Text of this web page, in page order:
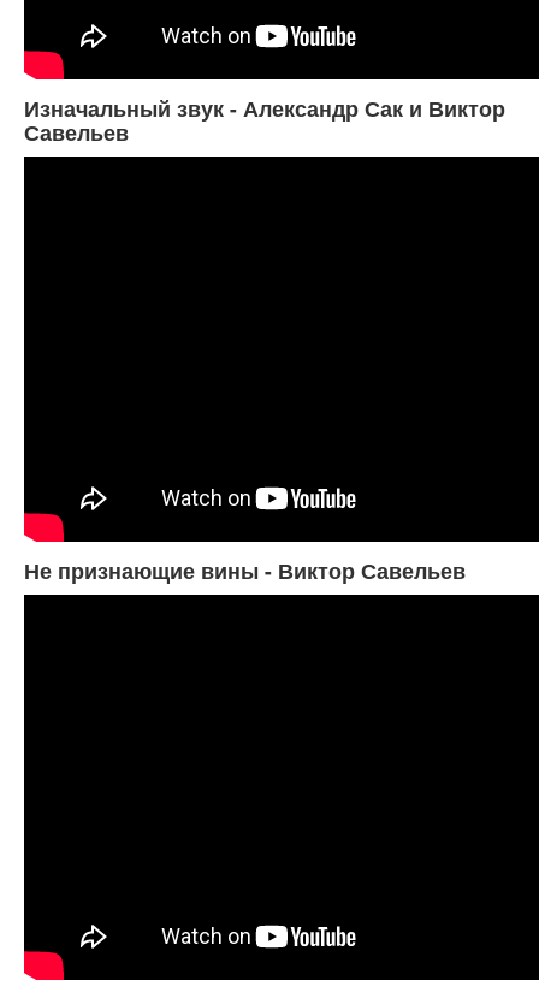
Изначальный звук - Александр Сак и Виктор
Савельев
Не признающие вины - Виктор Савельев